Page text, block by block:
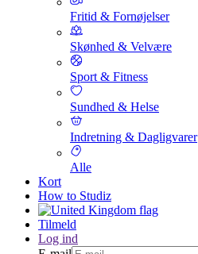
Fritid & Fornøjelser
Skønhed & Velvære
Sport & Fitness
Sundhed & Helse
Indretning & Dagligvarer
Alle
Kort
How to Studiz
Tilmeld
Log ind